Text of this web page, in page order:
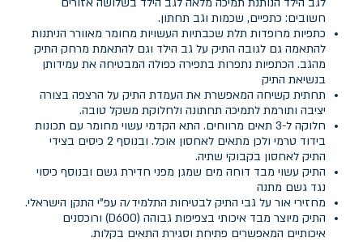
חשובים: כתפיים, שכמות וגב תחתון.
כתפיות מרופדות תלת שכבתיות העשויות מחומר מאוורר הניתנות
להתאמה גם לגובה התיק על גב הילד וגם להתאמת מרחק התיק
מהגב. הכתפיות נתפרות בתפירה כפולה המבטיחה את עמידותן
בנשיאת התיק
תחתית קשיחה המאפשרת את העמדת התיק על הרצפה בצורה
יציבה ותורמת לתמיכה תחתונה ולחלוקת משקל טובה.
חלוקה ל-3 תאים מרווחים. התא הקדמי עשוי מחומר עם תכונות
בידוד טרמי ולכן מתאים לאחסון אוכל. ובנוסף 2 כיסים בצידי
התיק לאחסון בקבוקי שתיה.
התיק עשוי מבד דוחה מים שמגן מפני חדירת גשם ובנוסף כיסוי
נגד גשם מתנה
מחזירי אור על גבי התיק לבטיחות התלמיד/ה עפ"י התקן הישראלי.
התיק מיוצר מבד איכותי בצפיפות גבוהה (D600) ורוכסנים
איכותיים המאפשרים פתיחת וסגירת התאים בקלות.